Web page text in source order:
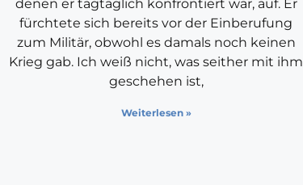
denen er tagtäglich konfrontiert war, auf. Er
fürchtete sich bereits vor der Einberufung
zum Militär, obwohl es damals noch keinen
Krieg gab. Ich weiß nicht, was seither mit ihm
geschehen ist,
Weiterlesen »